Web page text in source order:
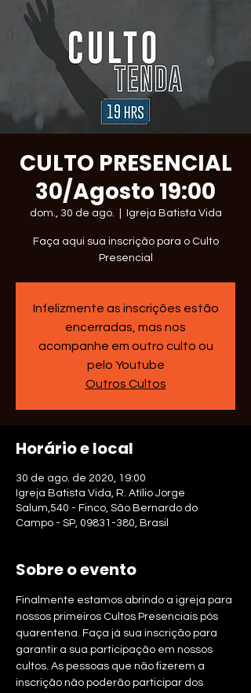
CULTO PRESENCIAL
30/Agosto 19:00
dom., 30 de ago. Igreja Batista Vida
Faça aqui sua inscrição para o Culto
Presencial
Infelizmente as inscrições estão
encerradas, mas nos
acompanhe em outro culto ou
pelo Youtube
Outros Cultos
Horário e local
30 de ago. de 2020, 19:00
Igreja Batista Vida, R. Atílio Jorge
Salum,540 - Finco, São Bernardo do
Campo - SP, 09831-380, Brasil
Sobre o evento
Finalmente estamos abrindo a igreja para
nossos primeiros Cultos Presenciais pós
quarentena. Faça já sua inscrição para
garantir a sua participação em nossos
cultos. As pessoas que não fizerem a
inscrição não poderão participar dos